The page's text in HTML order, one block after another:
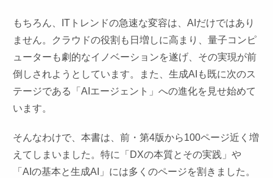
もちろん、ITトレンドの急速な変容は、AIだけではあり
ません。クラウドの役割も日増しに高まり、量子コンピ
ューターも劇的なイノベーションを遂げ、その実現が前
倒しされようとしています。また、生成AIも既に次のス
テージである「AIエージェント」への進化を見せ始めて
います。
そんなわけで、本書は、前・第4版から100ページ近く増
えてしまいました。特に「DXの本質とその実践」や
「AIの基本と生成AI」には多くのページを割きました。